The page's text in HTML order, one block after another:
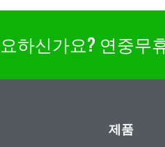
하신가요? 연중무
제품